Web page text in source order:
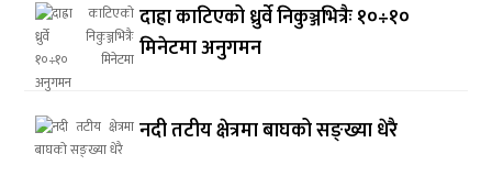
दाह्रा काटिएको ध्रुर्वे निकुञ्जभित्रैः १०÷१०
मिनेटमा अनुगमन
नदी तटीय क्षेत्रमा बाघको सङ्ख्या धेरै